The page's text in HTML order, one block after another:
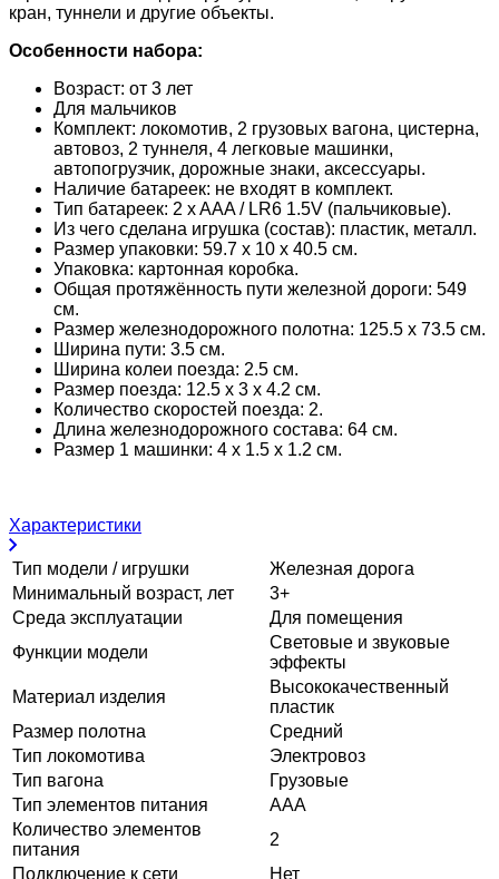
кран, туннели и другие объекты.
Особенности набора:
Возраст: от 3 лет
Для мальчиков
Комплект: лoкoмoтив, 2 грузовых вагона, цистерна,
автовоз, 2 туннеля, 4 легковые машинки,
автопогрузчик, дopoжныe знaки, аксессуары.
Наличие батареек: не входят в комплект.
Тип батареек: 2 x AAA / LR6 1.5V (пальчиковые).
Из чего сделана игрушка (состав): пластик, металл.
Размер упаковки: 59.7 x 10 x 40.5 см.
Упаковка: картонная коробка.
Общая протяжённость пути железной дороги: 549
см.
Размер железнодорожного полотна: 125.5 x 73.5 см.
Ширина пути: 3.5 см.
Ширина колеи поезда: 2.5 см.
Размер поезда: 12.5 x 3 x 4.2 см.
Количество скоростей поезда: 2.
Длинa железнодорожного cocтaвa: 64 см.
Размер 1 машинки: 4 x 1.5 x 1.2 см.
Характеристики
Тип модели / игрушки
Железная дорога
Минимальный возраст, лет
3+
Среда эксплуатации
Для помещения
Функции модели
Световые и звуковые
эффекты
Материал изделия
Высококачественный
пластик
Размер полотна
Средний
Тип локомотива
Электровоз
Тип вагона
Грузовые
Тип элементов питания
ААА
Количество элементов
питания
2
Подключение к сети
Нет